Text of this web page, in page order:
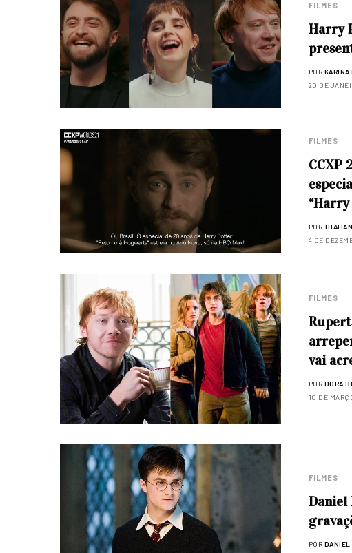
FILMES
Harry
POR KARINA
20 DE
FILMES
CCXP
POR
4 DE
FILMES
vai
POR DORA
10 DE
FILMES
Daniel
POR DANIEL